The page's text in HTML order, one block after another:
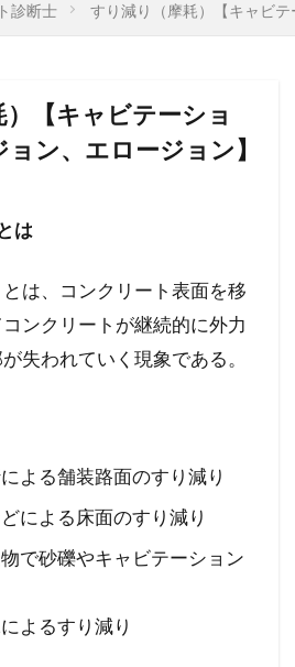
診断士 すり減り（摩耗）【キャビ
【キャビテーショ
ン、エロージョン】
は
は、コンクリート表面を移
ンクリートが継続的に外力
失われていく現象である。
よる舗装路面のすり減り
による床面のすり減り
で砂礫やキャビテーション
よるすり減り